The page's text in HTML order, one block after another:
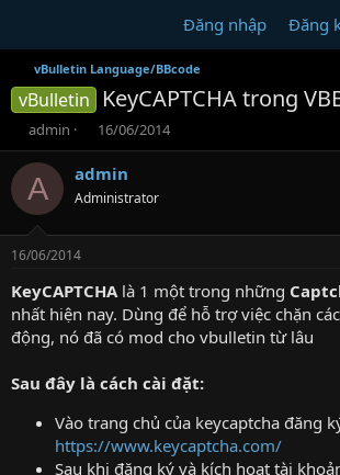
Đăng nhập Đăng
vBulletin Language/BBcode
vBulletin KeyCAPTCHA trong
T
h
r
e
d
s
t
a
r
t
e
admin
N
g
à
g
16/06/2014
A admin
Administrator
16/06/2014
KeyCAPTCHA là 1 một trong những
nhất hiện nay. Dùng để hỗ trợ việc chặn
động, nó đã có mod cho vbulletin từ lâu
Sau đây là cách cài đặt:
Vào trang chủ của keycaptcha đăng
https://www.keycaptcha.com/
Sau khi đăng ký và kích hoạt tài